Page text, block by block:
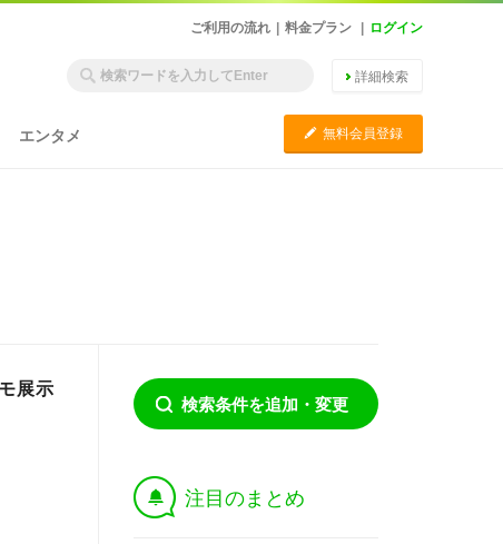
ご利用の流れ 料金プラン ログイン
詳細検索
エンタメ C 無料会員登録
展示
検索条件を追加・変更
† 注目のまとめ